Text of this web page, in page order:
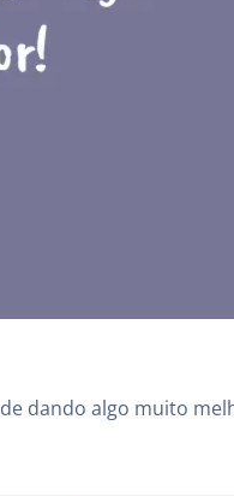
dando algo muito